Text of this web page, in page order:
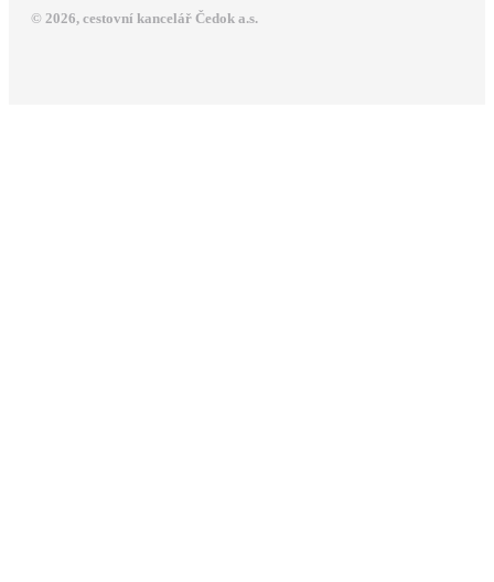
© 2026, cestovní kancelář Čedok a.s.